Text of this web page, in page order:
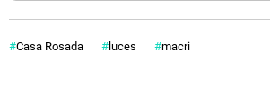
Casa Rosada luces macri